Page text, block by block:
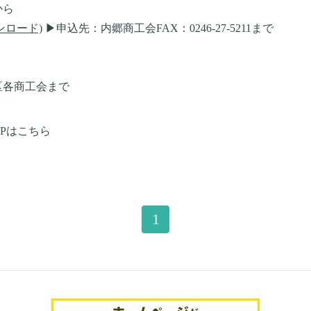
ら
ロード) ▶申込先：内郷商工会FAX：0246-27-5211まで
工会まで
はこちら
1